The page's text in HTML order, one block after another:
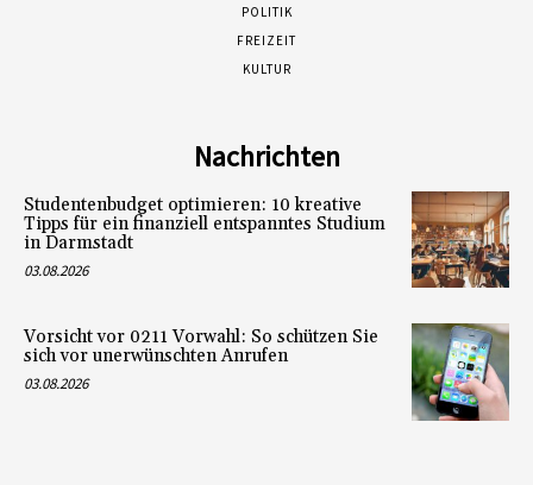
POLITIK
FREIZEIT
KULTUR
Nachrichten
Studentenbudget optimieren: 10 kreative
Tipps für ein finanziell entspanntes Studium
in Darmstadt
03.08.2026
Vorsicht vor 0211 Vorwahl: So schützen Sie
sich vor unerwünschten Anrufen
03.08.2026